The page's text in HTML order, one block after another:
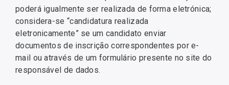
poderá igualmente ser realizada de forma eletrónica;
considera-se “candidatura realizada
eletronicamente” se um candidato enviar
documentos de inscrição correspondentes por e-
mail ou através de um formulário presente no site do
responsável de dados.